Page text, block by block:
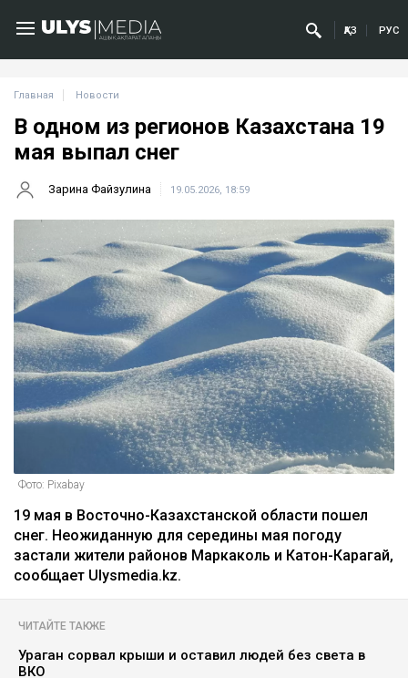
ҚАЗ РУС
Главная Новости
В одном из регионов Казахстана 19
мая выпал снег
Зарина Файзулина 19.05.2026, 18:59
Фото: Pixabay
19 мая в Восточно-Казахстанской области пошел
снег. Неожиданную для середины мая погоду
застали жители районов Маркаколь и Катон-Карагай,
сообщает Ulysmedia.kz.
ЧИТАЙТЕ ТАКЖЕ
Ураган сорвал крыши и оставил людей без света в
ВКО